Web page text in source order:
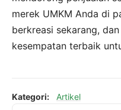
merek UMKM Anda di
berkreasi sekarang,
kesempatan terbaik
Kategori: Artikel